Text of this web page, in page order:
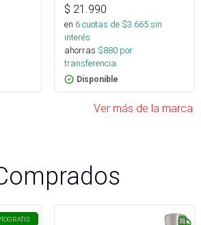
$ 21.990
en 6cuotas de $3.665sin
interés
ahorras $880 por
transferencia.
Disponible
Ver más de la marca
GRATIS